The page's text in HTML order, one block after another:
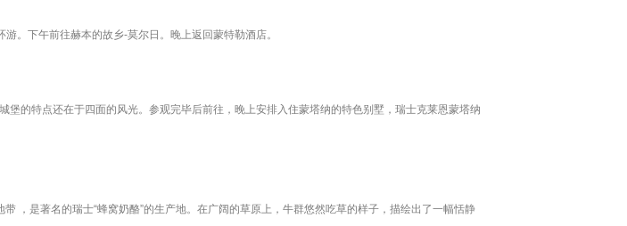
。下午前往赫本的故乡-莫尔日。晚上返回蒙特勒酒店。
的特点还在于四面的风光。参观完毕后前往，晚上安排入住蒙塔纳的特色别墅，瑞士克莱恩蒙塔纳
，是著名的瑞士“蜂窝奶酪”的生产地。在广阔的草原上，牛群悠然吃草的样子，描绘出了一幅恬静